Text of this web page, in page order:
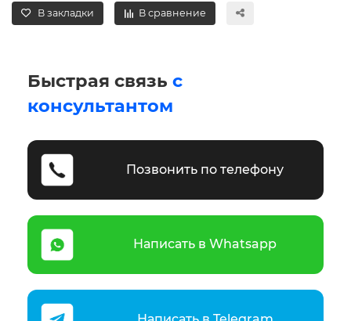
В закладки В сравнение
Быстрая связь с
консультантом
Позвонить по телефону
Написать в Whatsapp